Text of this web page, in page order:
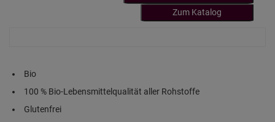
Zum Katalog
Bio
100 % Bio-Lebensmittelqualität aller Rohstoffe
Glutenfrei